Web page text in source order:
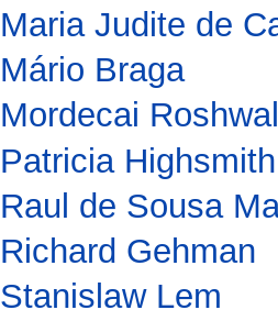
Maria Judite de
Mário Braga
Mordecai
Patricia Highsmith
Raul de Sousa
Richard Gehman
Stanislaw Lem